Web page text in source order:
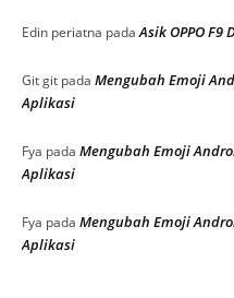
Edin periatna padaAsik OPPO
Git git pada Mengubah Emoji
Aplikasi
Fya pada Mengubah Emoji
Aplikasi
Fya pada Mengubah Emoji
Aplikasi